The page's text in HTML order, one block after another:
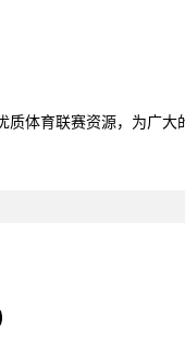
体育联赛资源，为广大